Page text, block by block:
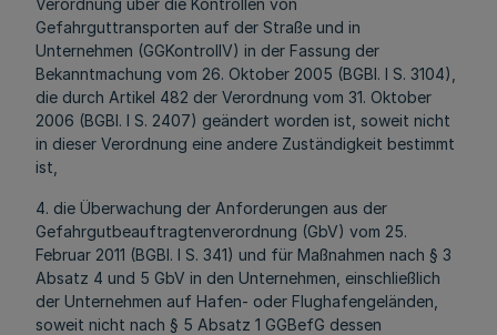
Verordnung über die Kontrollen von
Gefahrguttransporten auf der Straße und in
Unternehmen (GGKontrollV) in der Fassung der
Bekanntmachung vom 26. Oktober 2005 (BGBl. I S. 3104),
die durch Artikel 482 der Verordnung vom 31. Oktober
2006 (BGBl. I S. 2407) geändert worden ist, soweit nicht
in dieser Verordnung eine andere Zuständigkeit bestimmt
ist,
4. die Überwachung der Anforderungen aus der
Gefahrgutbeauftragtenverordnung (GbV) vom 25.
Februar 2011 (BGBl. I S. 341) und für Maßnahmen nach § 3
Absatz 4 und 5 GbV in den Unternehmen, einschließlich
der Unternehmen auf Hafen- oder Flughafengeländen,
soweit nicht nach § 5 Absatz 1 GGBefG dessen